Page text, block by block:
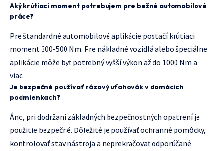
Aký krútiaci moment potrebujem pre bežné automobilové
práce?
Pre štandardné automobilové aplikácie postačí krútiaci
moment 300-500 Nm. Pre nákladné vozidlá alebo špeciálne
aplikácie môže byť potrebný vyšší výkon až do 1000 Nm a
viac.
Je bezpečné používať rázový uťahovák v domácich
podmienkach?
Áno, pri dodržaní základných bezpečnostných opatrení je
použitie bezpečné. Dôležité je používať ochranné pomôcky,
kontrolovať stav nástroja a neprekračovať odporúčané